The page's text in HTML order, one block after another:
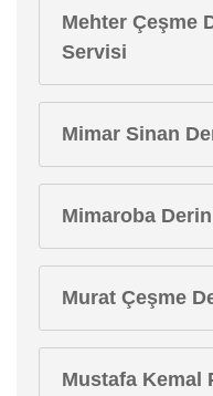
Mehter Çeşme
Servisi
Mimar Sinan
Mimaroba
Murat Çeşme
Mustafa Kemal